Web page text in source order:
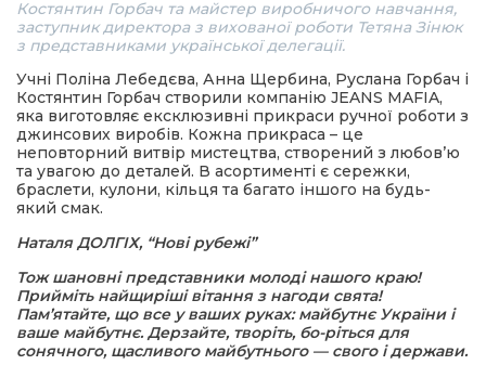
Костянтин Горбач та майстер виробничого навчання,
заступник директора з вихованої роботи Тетяна Зінюк
з представниками української делегації.
Учні Поліна Лебедєва, Анна Щербина, Руслана Горбач і
Костянтин Горбач створили компанію JEANS MAFIA,
яка виготовляє ексклюзивні прикраси ручної роботи з
джинсових виробів. Кожна прикраса – це
неповторний витвір мистецтва, створений з любов’ю
та увагою до деталей. В асортименті є сережки,
браслети, кулони, кільця та багато іншого на будь-
який смак.
Наталя ДОЛГІХ, “Нові рубежі”
Тож шановні представники молоді нашого краю!
Прийміть найщиріші вітання з нагоди свята!
Пам’ятайте, що все у ваших руках: майбутнє України і
ваше майбутнє. Дерзайте, творіть, бо-ріться для
сонячного, щасливого майбутнього — свого і держави.